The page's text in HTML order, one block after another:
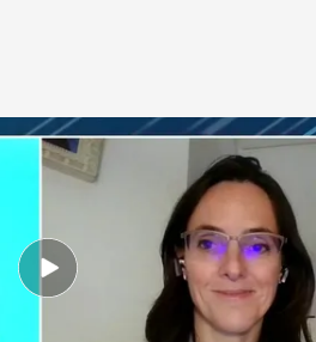
de Abogados Laboralistas
a un trabajador va a
dos condiciones”